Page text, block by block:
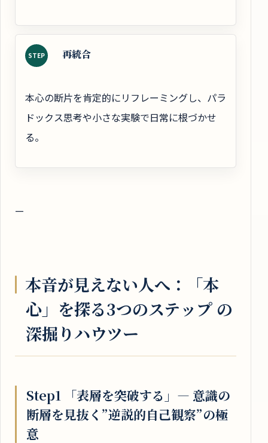
STEP 再統合
本心の断片を肯定的にリフレーミングし、パラ
ドックス思考や小さな実験で日常に根づかせ
る。
—
本音が見えない人へ：「本
心」を探る3つのステップ の
深掘りハウツー
Step1 「表層を突破する」― 意識の
断層を見抜く”逆説的自己観察”の極
意